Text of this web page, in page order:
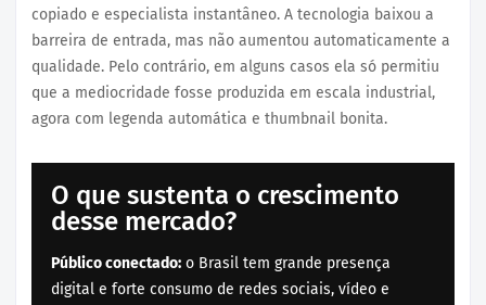
copiado e especialista instantâneo. A tecnologia baixou a
barreira de entrada, mas não aumentou automaticamente a
qualidade. Pelo contrário, em alguns casos ela só permitiu
que a mediocridade fosse produzida em escala industrial,
agora com legenda automática e thumbnail bonita.
O que sustenta o crescimento
desse mercado?
Público conectado: o Brasil tem grande presença
digital e forte consumo de redes sociais, vídeo e